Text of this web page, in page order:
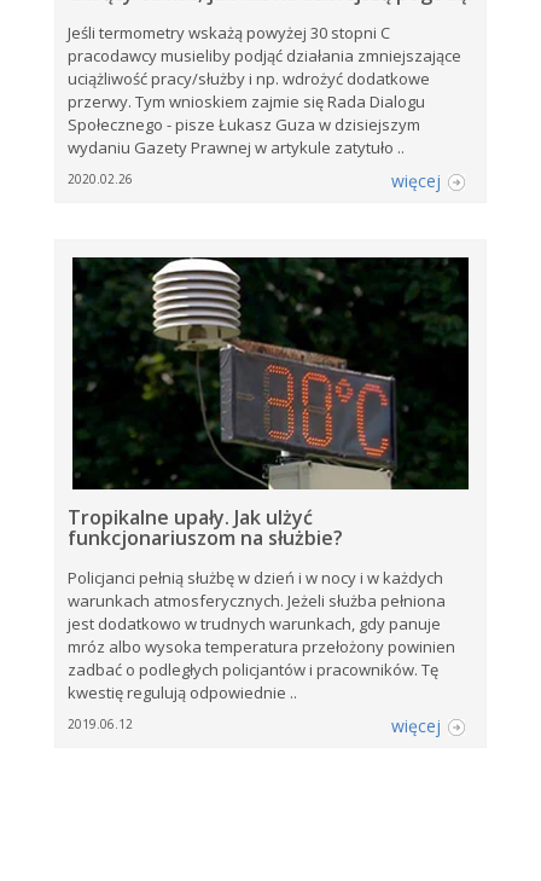
Jeśli termometry wskażą powyżej 30 stopni C
pracodawcy musieliby podjąć działania zmniejszające
uciążliwość pracy/służby i np. wdrożyć dodatkowe
przerwy. Tym wnioskiem zajmie się Rada Dialogu
Społecznego - pisze Łukasz Guza w dzisiejszym
wydaniu Gazety Prawnej w artykule zatytuło ..
2020.02.26 więcej
Tropikalne upały. Jak ulżyć
funkcjonariuszom na służbie?
Policjanci pełnią służbę w dzień i w nocy i w każdych
warunkach atmosferycznych. Jeżeli służba pełniona
jest dodatkowo w trudnych warunkach, gdy panuje
mróz albo wysoka temperatura przełożony powinien
zadbać o podległych policjantów i pracowników. Tę
kwestię regulują odpowiednie ..
2019.06.12 więcej